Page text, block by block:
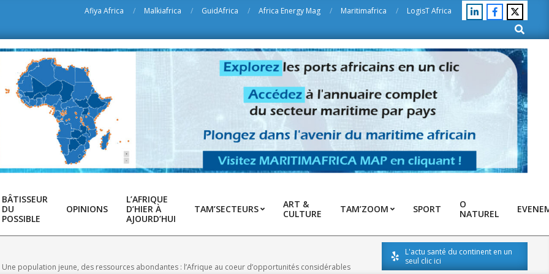
Afiya Africa Malkiafrica GuidAfrica Africa Energy Mag Maritimafrica
LogisT Africa
Search
BÂTISSEUR
DU
POSSIBLE
OPINIONS
L’AFRIQUE
D’HIER À
AJOURD’HUI
TAM’SECTEURS
ART &
CULTURE
TAM’ZOOM SPORT
O
NATUREL
Une population jeune, des ressources abondantes : l’Afrique au coeur d’opportunités considérables
L'actu santé du continent en un
seul clic ici